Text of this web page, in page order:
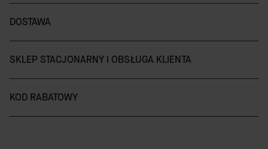
DOSTAWA
SKLEP STACJONARNY I OBSŁUGA KLIENTA
KOD RABATOWY